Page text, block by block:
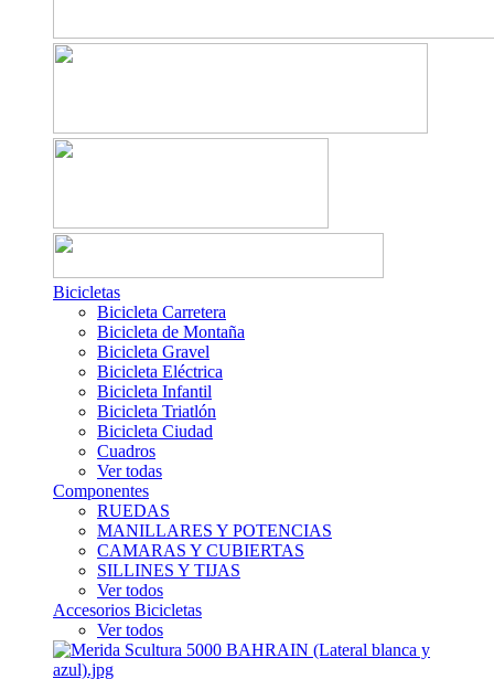
Bicicletas
Bicicleta Carretera
Bicicleta de Montaña
Bicicleta Gravel
Bicicleta Eléctrica
Bicicleta Infantil
Bicicleta Triatlón
Bicicleta Ciudad
Cuadros
Ver todas
Componentes
RUEDAS
MANILLARES Y POTENCIAS
CAMARAS Y CUBIERTAS
SILLINES Y TIJAS
Ver todos
Accesorios Bicicletas
Ver todos